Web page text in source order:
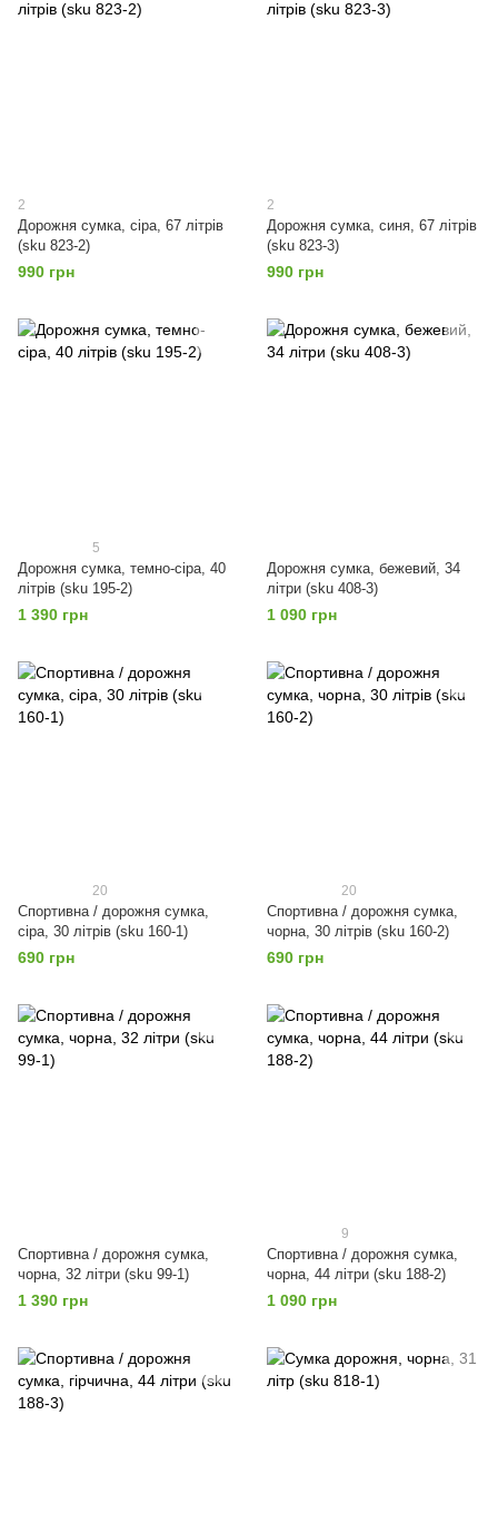
2
Дорожня сумка, сіра, 67 літрів
(sku 823-2)
990 грн
2
Дорожня сумка, синя, 67 літрів
(sku 823-3)
990 грн
5
Дорожня сумка, темно-сіра, 40
літрів (sku 195-2)
1 390 грн
Дорожня сумка, бежевий, 34
літри (sku 408-3)
1 090 грн
20
Спортивна / дорожня сумка,
сіра, 30 літрів (sku 160-1)
690 грн
20
Спортивна / дорожня сумка,
чорна, 30 літрів (sku 160-2)
690 грн
Спортивна / дорожня сумка,
чорна, 32 літри (sku 99-1)
1 390 грн
9
Спортивна / дорожня сумка,
чорна, 44 літри (sku 188-2)
1 090 грн